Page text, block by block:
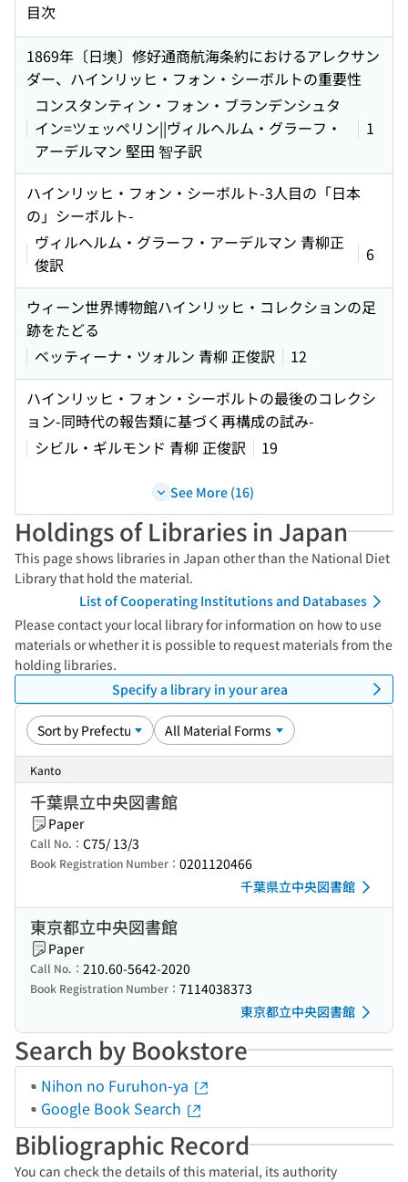
目次
1869年〔日墺〕修好通商航海条約におけるアレクサン
ダー、ハインリッヒ・フォン・シーボルトの重要性
コンスタンティン・フォン・ブランデンシュタ
イン=ツェッペリン||ヴィルヘルム・グラーフ・
アーデルマン 堅田 智子訳
1
ハインリッヒ・フォン・シーボルト-3人目の「日本
の」シーボルト-
ヴィルヘルム・グラーフ・アーデルマン 青柳正
俊訳
6
ウィーン世界博物館ハインリッヒ・コレクションの足
跡をたどる
ベッティーナ・ツォルン 青柳 正俊訳
12
ハインリッヒ・フォン・シーボルトの最後のコレクシ
ョン-同時代の報告類に基づく再構成の試み-
シビル・ギルモンド 青柳 正俊訳
19
See More (16)
Holdings of Libraries in Japan
This page shows libraries in Japan other than the National Diet
Library that hold the material.
List of Cooperating Institutions and Databases
Please contact your local library for information on how to use
materials or whether it is possible to request materials from the
holding libraries.
Specify a library in your area
Kanto
千葉県立中央図書館
Paper
Call No.： C75/ 13/3
Book Registration Number： 0201120466
千葉県立中央図書館
東京都立中央図書館
Paper
Call No.： 210.60-5642-2020
Book Registration Number： 7114038373
東京都立中央図書館
Search by Bookstore
Nihon no Furuhon-ya
Google Book Search
Bibliographic Record
You can check the details of this material, its authority